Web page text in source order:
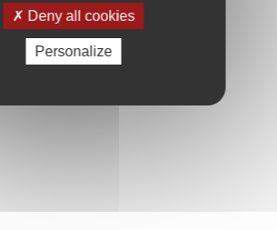
Deny all cookies
Personalize